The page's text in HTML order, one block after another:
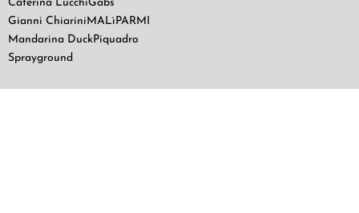
Caterina LucchiGabs
Gianni Chiarini MALìPARMI
Mandarina DuckPiquadro
Sprayground